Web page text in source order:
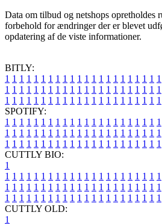
Data om tilbud og netshops opretholdes
forbehold for ændringer der er blevet
opdatering af de viste informationer.
BITLY:
1 1 1 1 1 1 1 1 1 1 1 1 1 1 1 1 1 1 1 1 1 1
1 1 1 1 1 1 1 1 1 1 1 1 1 1 1 1 1 1 1 1 1 1
1 1 1 1 1 1 1 1 1 1 1 1 1 1 1 1 1 1 1 1 1 1
SPOTIFY:
1 1 1 1 1 1 1 1 1 1 1 1 1 1 1 1 1 1 1 1 1 1
1 1 1 1 1 1 1 1 1 1 1 1 1 1 1 1 1 1 1 1 1 1
1 1 1 1 1 1 1 1 1 1 1 1 1 1 1 1 1 1 1 1 1 1
CUTTLY BIO:
1
1 1 1 1 1 1 1 1 1 1 1 1 1 1 1 1 1 1 1 1 1 1
1 1 1 1 1 1 1 1 1 1 1 1 1 1 1 1 1 1 1 1 1 1
1 1 1 1 1 1 1 1 1 1 1 1 1 1 1 1 1 1 1 1 1 1
CUTTLY OLD:
1